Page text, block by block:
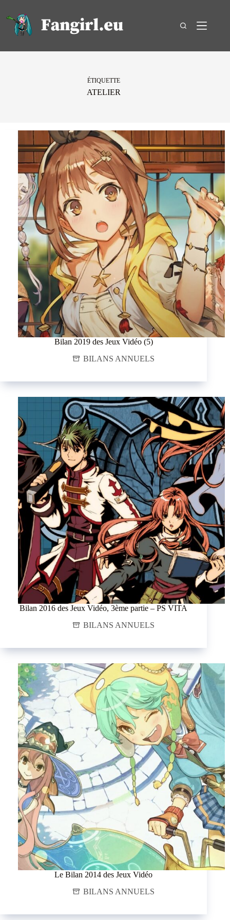
contenu
ÉTIQUETTE
ATELIER
Bilan 2019 des Jeux Vidéo (5)
BILANS ANNUELS
Bilan 2016 des Jeux Vidéo, 3ème partie – PS VITA
BILANS ANNUELS
Le Bilan 2014 des Jeux Vidéo
BILANS ANNUELS